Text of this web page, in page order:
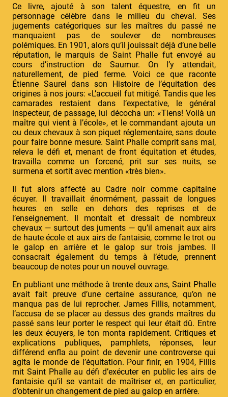
Ce livre, ajouté à son talent équestre, en fit un
personnage célèbre dans le milieu du cheval. Ses
jugements catégoriques sur les maîtres du passé ne
manquaient pas de soulever de nombreuses
polémiques. En 1901, alors qu’il jouissait déjà d’une belle
réputation, le marquis de Saint Phalle fut envoyé au
cours d’instruction de Saumur. On l’y attendait,
naturellement, de pied ferme. Voici ce que raconte
Étienne Saurel dans son Histoire de l’équitation des
origines à nos jours: «L’accueil fut mitigé. Tandis que les
camarades restaient dans l’expectative, le général
inspecteur, de passage, lui décocha un: «Tiens! Voilà un
maître qui vient à l’école», et le commandant ajouta un
ou deux chevaux à son piquet réglementaire, sans doute
pour faire bonne mesure. Saint Phalle comprit sans mal,
releva le défi et, menant de front équitation et études,
travailla comme un forcené, prit sur ses nuits, se
surmena et sortit avec mention «très bien».
Il fut alors affecté au Cadre noir comme capitaine
écuyer. Il travaillait énormément, passait de longues
heures en selle en dehors des reprises et de
l’enseignement. Il montait et dressait de nombreux
chevaux — surtout des juments — qu’il amenait aux airs
de haute école et aux airs de fantaisie, comme le trot ou
le galop en arrière et le galop sur trois jambes. Il
consacrait également du temps à l’étude, prennent
beaucoup de notes pour un nouvel ouvrage.
En publiant une méthode à trente deux ans, Saint Phalle
avait fait preuve d’une certaine assurance, qu’on ne
manqua pas de lui reprocher. James Fillis, notamment,
l’accusa de se placer au dessus des grands maîtres du
passé sans leur porter le respect qui leur était dû. Entre
les deux écuyers, le ton monta rapidement. Critiques et
explications publiques, pamphlets, réponses, leur
différend enfla au point de devenir une controverse qui
agita le monde de l’équitation. Pour finir, en 1904, Fillis
mit Saint Phalle au défi d’exécuter en public les airs de
fantaisie qu’il se vantait de maîtriser et, en particulier,
d’obtenir un changement de pied au galop en arrière.